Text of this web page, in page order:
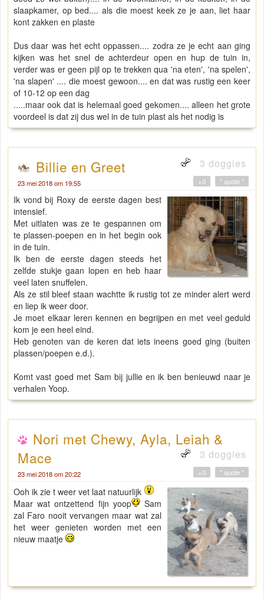
slaapkamer, op bed.... als die moest keek ze je aan, liet haar
kont zakken en plaste
Dus daar was het echt oppassen.... zodra ze je echt aan ging
kijken was het snel de achterdeur open en hup de tuin in,
verder was er geen pijl op te trekken qua 'na eten', 'na spelen',
'na slapen' .... die moest gewoon.... en dat was rustig een keer
of 10-12 op een dag
.....maar ook dat is helemaal goed gekomen.... alleen het grote
voordeel is dat zij dus wel in de tuin plast als het nodig is
Billie en Greet 3 doggies
23 mei 2018 om 19:55 " quote "
+0
Ik vond bij Roxy de eerste dagen best
intensief.
Met uitlaten was ze te gespannen om
te plassen-poepen en in het begin ook
in de tuin.
Ik ben de eerste dagen steeds het
zelfde stukje gaan lopen en heb haar
veel laten snuffelen.
Als ze stil bleef staan wachtte ik rustig tot ze minder alert werd
en liep ik weer door.
Je moet elkaar leren kennen en begrijpen en met veel geduld
kom je een heel eind.
Heb genoten van de keren dat iets ineens goed ging (buiten
plassen/poepen e.d.).
Komt vast goed met Sam bij jullie en ik ben benieuwd naar je
verhalen Yoop.
Nori met Chewy, Ayla, Leiah &
Mace
3 doggies
23 mei 2018 om 20:22 " quote "
+0
Ooh ik zie t weer vet laat natuurlijk
Maar wat ontzettend fijn yoop
Sam
zal Faro nooit vervangen maar wat zal
het weer genieten worden met een
nieuw maatje